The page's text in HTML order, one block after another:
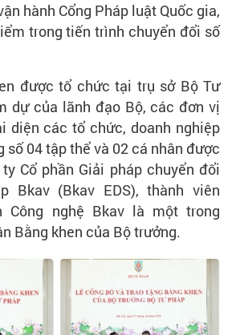
hành Cổng Pháp luật Quốc gia,
trong tiến trình chuyển đổi số
được tổ chức tại trụ sở Bộ Tư
dự của lãnh đạo Bộ, các đơn vị
diện các tổ chức, doanh nghiệp
số 04 tập thể và 02 cá nhân được
Cổ phần Giải pháp chuyển đổi
Bkav (Bkav EDS), thành viên
Công nghệ Bkav là một trong
Bằng khen của Bộ trưởng.